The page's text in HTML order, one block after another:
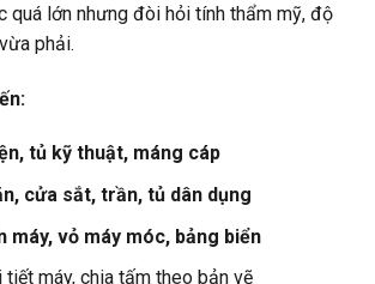
quá lớn nhưng đòi hỏi tính thẩm mỹ, độ
phải.
tủ kỹ thuật, máng cáp
cửa sắt, trần, tủ dân dụng
máy, vỏ máy móc, bảng biển
tiết máy, chia tấm theo bản vẽ